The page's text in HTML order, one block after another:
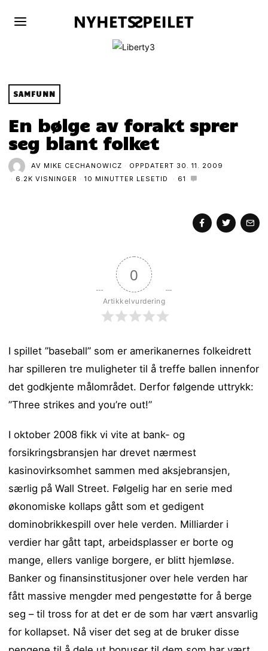
SAMFUNN
En bølge av forakt sprer
seg blant folket
AV MIKE CECHANOWICZ OPPDATERT 30. 11. 2009
6.2K VISNINGER
10 MINUTTER LESETID 61
0
Artikkelvurdering
I spillet ”baseball” som er amerikanernes folkeidrett
har spilleren tre muligheter til å treffe ballen innenfor
det godkjente målområdet. Derfor følgende uttrykk:
”Three strikes and you’re out!”
I oktober 2008 fikk vi vite at bank- og
forsikringsbransjen har drevet nærmest
kasinovirksomhet sammen med aksjebransjen,
særlig på Wall Street. Følgelig har en serie med
økonomiske kollaps gått som et gedigent
dominobrikkespill over hele verden. Milliarder i
verdier har gått tapt, arbeidsplasser er borte og
mange, ellers vanlige borgere, er blitt hjemløse.
Banker og finansinstitusjoner over hele verden har
fått massive mengder med pengestøtte for å berge
seg – til tross for at det er de som har vært ansvarlig
for kollapset. Nå viser det seg at de bruker disse